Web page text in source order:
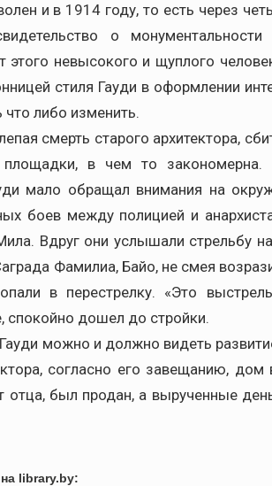
и в 1914 году, то есть через
о
этого невысокого и щуплого
стиля Гауди в оформлении
что либо изменить.
смерть старого архитектора,
площадки, в чем то
мало обращал внимания на
боев между полицией и
Вдруг они услышали стрельбу
Фамилиа, Байо, не смея
в перестрелку. «Это
спокойно дошел до стройки.
Гауди можно и должно видеть
согласно его завещанию,
отца, был продан, а вырученные
library.by: